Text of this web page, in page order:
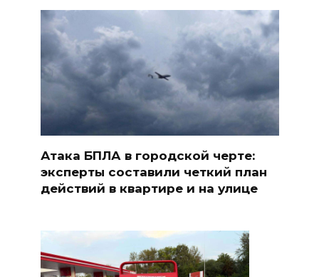
Атака БПЛА в городской черте:
эксперты составили четкий план
действий в квартире и на улице